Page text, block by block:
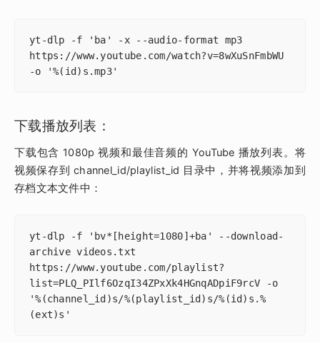
yt-dlp -f 'ba' -x --audio-format mp3
https://www.youtube.com/watch?v=8wXuSnFmbWU
-o '%(id)s.mp3'
下载播放列表：
下载包含 1080p 视频和最佳音频的 YouTube 播放列表。将
视频保存到 channel_id/playlist_id 目录中，并将视频添加到
存档文本文件中：
yt-dlp -f 'bv*[height=1080]+ba' --download-
archive videos.txt
https://www.youtube.com/playlist?
list=PLQ_PIlf6OzqI34ZPxXk4HGnqADpiF9rcV -o
'%(channel_id)s/%(playlist_id)s/%(id)s.%
(ext)s'